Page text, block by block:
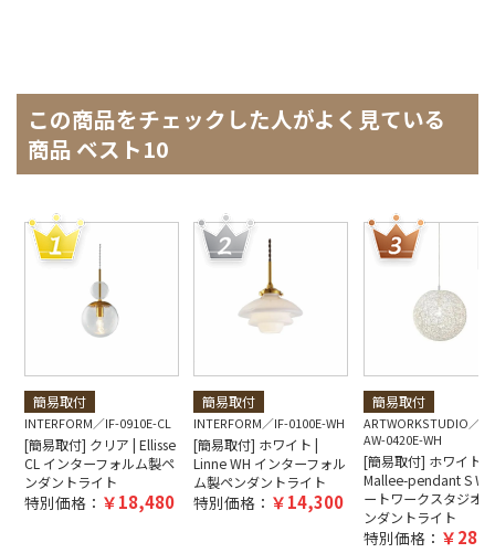
この商品をチェックした人がよく見ている
商品 ベスト10
簡易取付
INTERFORM IF-0910E-CL
[簡易取付] クリア | Ellisse
CL インターフォルム製ペ
ンダントライト
特別価格： 18,480
簡易取付
INTERFORM IF-0100E-WH
[簡易取付] ホワイト |
Linne WH インターフォル
ム製ペンダントライト
特別価格： 14,300
簡易取付
ARTWORKSTUDIO
AW-0420E-WH
[簡易取付] ホワイト |
Mallee-pendant S
ートワークスタジオ
ンダントライト
特別価格：